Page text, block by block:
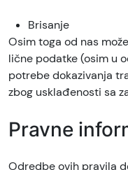
Brisanje
Osim toga od nas
lične podatke (osim u
potrebe dokazivanja
zbog usklađenosti sa
Pravne
Odredbe ovih pravila